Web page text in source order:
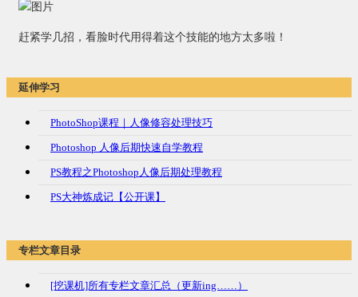
赶紧学几招，看脸时代用得着这个技能的地方太多啦！
延伸学习
PhotoShop课程｜人像修容处理技巧
Photoshop 人像后期快速自学教程
PS教程之Photoshop人像后期处理教程
PS大神炼成记【公开课】
专栏文章目录
[挖课机]所有专栏文章汇总（更新ing……）